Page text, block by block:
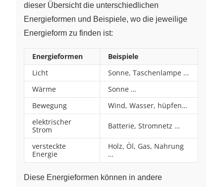
dieser Übersicht die unterschiedlichen
Energieformen und Beispiele, wo die jeweilige
Energieform zu finden ist:
Energieformen
Beispiele
Licht
Sonne, Taschenlampe …
Wärme
Sonne …
Bewegung
Wind, Wasser, hüpfen…
elektrischer
Strom
Batterie, Stromnetz …
versteckte
Energie
Holz, Öl, Gas, Nahrung
…
Diese Energieformen können in andere